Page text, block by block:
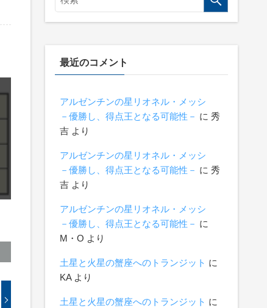
最近のコメント
アルゼンチンの星リオネル・メッシ
－優勝し、得点王となる可能性－ に 秀
吉 より
アルゼンチンの星リオネル・メッシ
－優勝し、得点王となる可能性－ に 秀
吉 より
アルゼンチンの星リオネル・メッシ
－優勝し、得点王となる可能性－ に
М・О より
土星と火星の蟹座へのトランジット に
KAより
土星と火星の蟹座へのトランジット に